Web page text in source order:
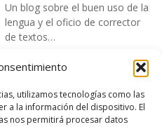
utilizamos tecnologías como las
a la información del dispositivo. El
nos permitirá procesar datos
Un blog sobre el buen uso de la
lengua y el oficio de corrector
de textos…